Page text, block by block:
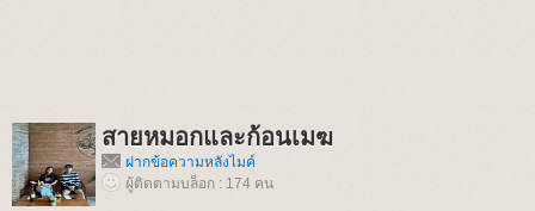
สายหมอกและก้อนเมฆ
ฝากข้อความหลังไมค์
ผู้ติดตามบล็อก : 174 คน